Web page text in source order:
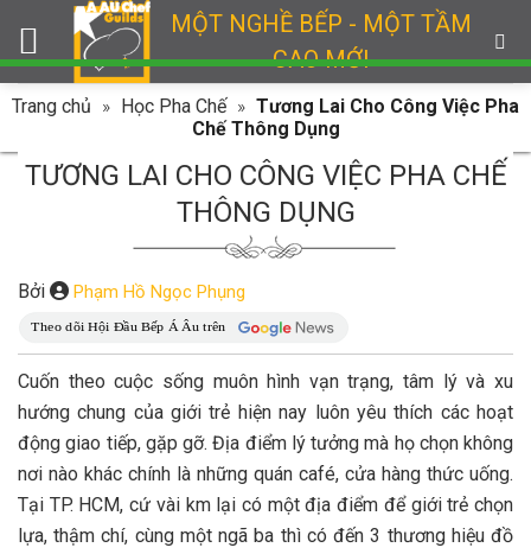
content
MỘT NGHỀ BẾP - MỘT TẦM
CAO MỚI
Trang chủ » Học Pha Chế » Tương Lai Cho Công Việc Pha
Chế Thông Dụng
TƯƠNG LAI CHO CÔNG VIỆC PHA CHẾ
THÔNG DỤNG
Bởi Phạm Hồ Ngọc Phụng
Cuốn theo cuộc sống muôn hình vạn trạng, tâm lý và xu
hướng chung của giới trẻ hiện nay luôn yêu thích các hoạt
động giao tiếp, gặp gỡ. Địa điểm lý tưởng mà họ chọn không
nơi nào khác chính là những quán café, cửa hàng thức uống.
Tại TP. HCM, cứ vài km lại có một địa điểm để giới trẻ chọn
lựa, thậm chí, cùng một ngã ba thì có đến 3 thương hiệu đồ